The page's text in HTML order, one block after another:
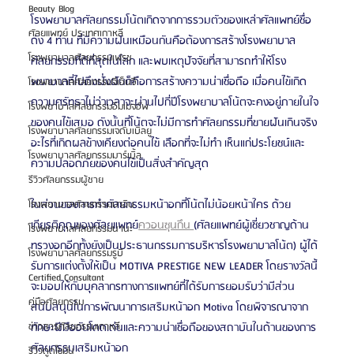
Beauty Blog
ศัลยแพทย์ ประเทศเกาหลี
โรงพยาบาลศัลยกรรมเฟรช
โรงพยาบาลศัลยกรรมจีเอ็นจี
โรงพยาบาลศัลยกรรมอิมเมจอัพ
โรงพยาบาลศัลยกรรมเจดับเบิลยู
โรงพยาบาลศัลยกรรมมาร์เบิ้ล
รีวิวศัลยกรรมผู้ชาย
โรงพยาบาลศัลยกรรมมาอิน
โรงพยาบาลศัลยกรรมนานะ
โรงพยาบาลศัลยกรรมรูบี
Certified Consultant
คู่มือศัลยกรรม
ข่าวสารศัลยกรรมเกาหลี
รีวิวดูดไขมัน
โรงพยาบาลศัลยกรรมโน้ตเกิดจากการรวมตัวของเหล่าศัลแพทย์ชื่อ
ดัง 4 ท่าน ที่มีความฝันเหมือนกันคือต้องการสร้างโรงพยาบาล
ศัลยกรรมที่ดีที่สุดในโลก และพบเหตุปัจจัยที่สามารถทำให้โรง
พยาบาลที่ไปถึงฝั่งฝันก็คือการสร้างความน่าเชื่อถือ เมื่อคนไข้เกิด
ความศรัทธาไม่ว่าเวลาจะผ่านไปกี่ปีโรงพยาบาลโน้ตจะคงอยู่ภายในใจ
ของคนไข้เสมอ ดังนั้นที่โน้ตจะไม่มีการทำศัลยกรรมที่ขายฝันเกินจริง
อะไรที่เกิดผลข้างเคียงต่อคนไข้ เลือกที่จะไม่ทำ เห็นแก่ประโยชน์และ
ความปลอดภัยของคนไข้เป็นสิ่งสำคัญสุด
ในส่วนของการทำศัลยกรรมหน้าอกที่โน้ตไม่น้อยหน้าใคร ด้วย
เกียรติคุณของศัลยแพทย์ควอนซุนกึน (ศัลยแพทย์ผู้เชี่ยวชาญด้าน
ทรวงอกอีกทั้งยังเป็นประธานกรรมการบริหารโรงพยาบาลโน้ต) ผู้ได้
รับการแต่งตั้งให้เป็น MOTIVA PRESTIGE NEW LEADER โดยรางวัลนี้
จะมอบให้กับบุคลากรทางการแพทย์ที่ได้รับการยอมรับว่ามีส่วน
สนับสนุนในการพัฒนาการเสริมหน้าอก Motiva โดยพิจารณาจาก
ทักษะฝีมืออันโดดเด่นและความน่าเชื่อถือของสถาบันในด้านของการ
ศัลยกรรมเสริมหน้าอก